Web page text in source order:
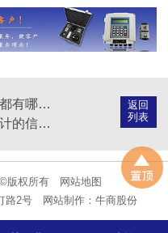
返回
列表
厂家科普超声波流量计都有哪些技术干货？
使用过程中超声波流量计的信号弱不要紧，厂家教你快速处理方法！
版权所有
网站地图
路2号
网站制作： 牛商股份